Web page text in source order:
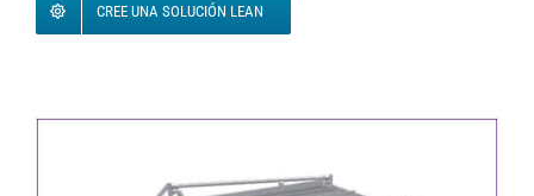
CREE UNA SOLUCIÓN LEAN